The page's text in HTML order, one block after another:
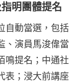
明團體提名
自動當選，包括
、演員馬浚偉當
鳴提名；中通社
表；浸大前講座